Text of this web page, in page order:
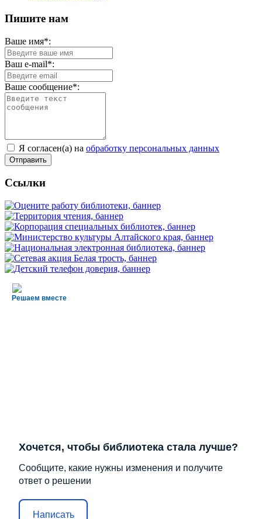
Пишите нам
Ваше имя*:
Ваш e-mail*:
Ваше сообщение*:
Я согласен(а) на обработку персональных данных
Ссылки
Решаем вместе
Хочется, чтобы библиотека стала лучше?
Сообщите, какие нужны изменения и получите
ответ о решении
Написать